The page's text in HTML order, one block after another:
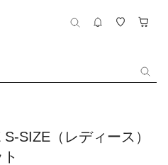
SIZE（レディース）